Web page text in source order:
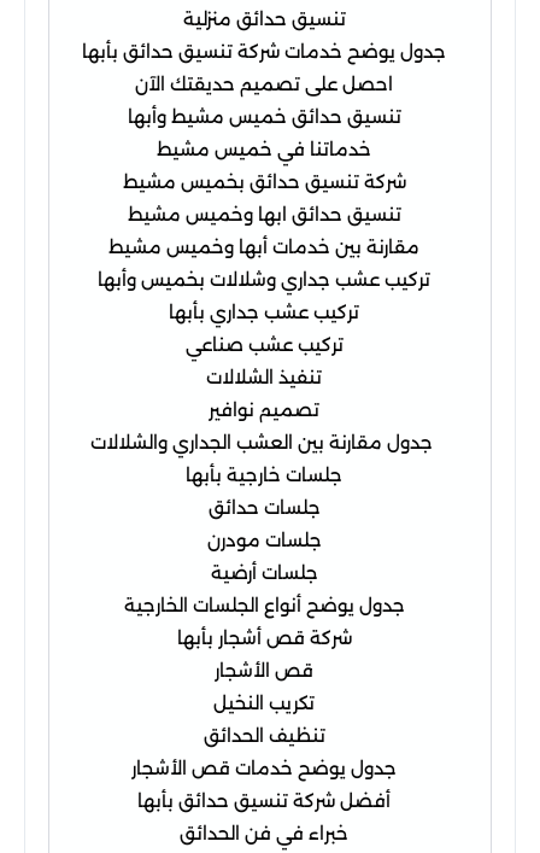
تنسيق حدائق منزلية
جدول يوضح خدمات شركة تنسيق حدائق بأبها
احصل على تصميم حديقتك الآن
تنسيق حدائق خميس مشيط وأبها
خدماتنا في خميس مشيط
شركة تنسيق حدائق بخميس مشيط
تنسيق حدائق ابها وخميس مشيط
مقارنة بين خدمات أبها وخميس مشيط
تركيب عشب جداري وشلالات بخميس وأبها
تركيب عشب جداري بأبها
تركيب عشب صناعي
تنفيذ الشلالات
تصميم نوافير
جدول مقارنة بين العشب الجداري والشلالات
جلسات خارجية بأبها
جلسات حدائق
جلسات مودرن
جلسات أرضية
جدول يوضح أنواع الجلسات الخارجية
شركة قص أشجار بأبها
قص الأشجار
تكريب النخيل
تنظيف الحدائق
جدول يوضح خدمات قص الأشجار
أفضل شركة تنسيق حدائق بأبها
خبراء في فن الحدائق